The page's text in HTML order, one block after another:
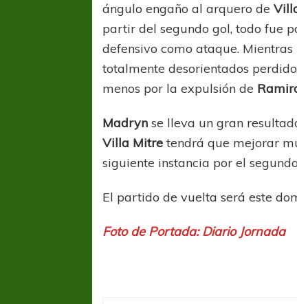
ángulo engaño al arquero de
partir del segundo gol, todo fue
defensivo como ataque.
totalmente desorientados
menos por la expulsión de
Madryn se lleva un gran
Villa Mitretendrá que mejorar
siguiente instancia por el
El partido de vuelta será este
Foto de Portada: Diario Jornada